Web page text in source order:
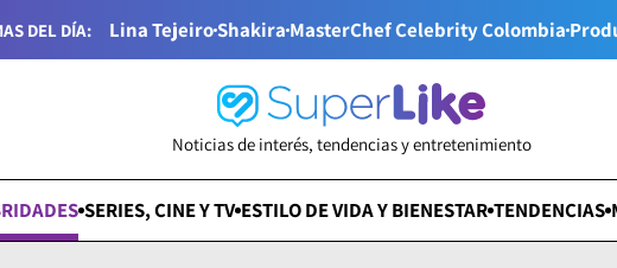
DEL DÍA: Lina TejeiroShakiraMasterChef Celebrity Colombia
Noticias de interés, tendencias y entretenimiento
SERIES, CINE Y TV ESTILO DE VIDA Y BIENESTAR TENDENCIAS